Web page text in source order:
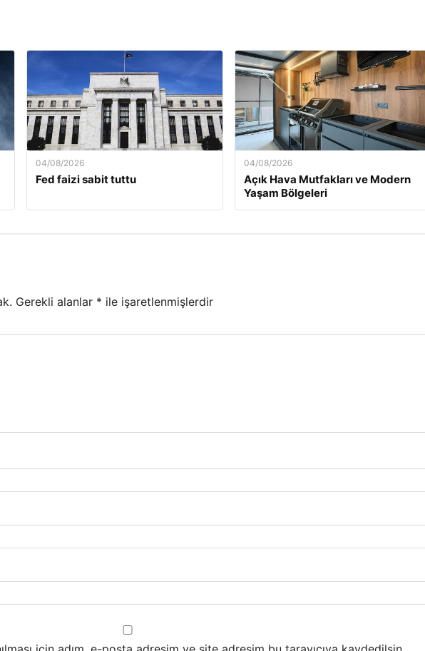
04/08/2026
Fed faizi sabit tuttu
04/08/2026
Açık Hava Mutfakları ve Modern
Yaşam Bölgeleri
Gerekli alanlar * ile işaretlenmişlerdir